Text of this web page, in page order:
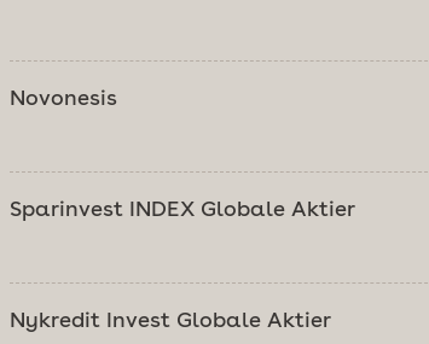
Novonesis
Sparinvest INDEX Globale Aktier
Nykredit Invest Globale Aktier